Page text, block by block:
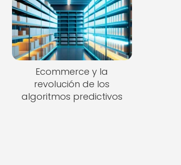
Ecommerce y la
revolución de los
algoritmos predictivos